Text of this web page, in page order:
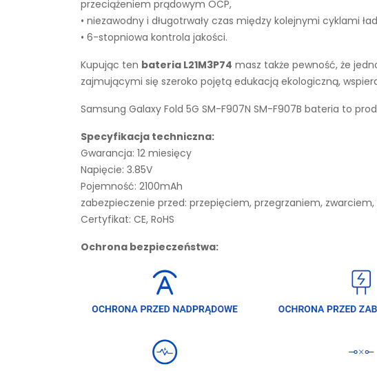
przeciążeniem prądowym OCP,
• niezawodny i długotrwały czas między kolejnymi cyklami
• 6-stopniowa kontrola jakości.
Kupując ten bateria L21M3P74 masz także pewność, że
zajmującymi się szeroko pojętą edukacją ekologiczną,
Samsung Galaxy Fold 5G SM-F907N SM-F907B bateria to
Specyfikacja techniczna:
Gwarancja: 12 miesięcy
Napięcie: 3.85V
Pojemność: 2100mAh
zabezpieczenie przed: przepięciem, przegrzaniem,
Certyfikat: CE, RoHS
Ochrona bezpieczeństwa: